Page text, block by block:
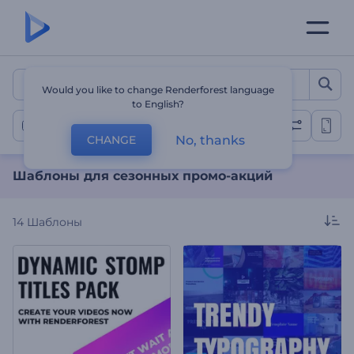
Шаблоны для сезонных
Сезонные промо-акции
Шаблоны для сезонных промо-акций
14 Шаблоны
Would you like to change Renderforest language
to English?
CHANGE No, thanks